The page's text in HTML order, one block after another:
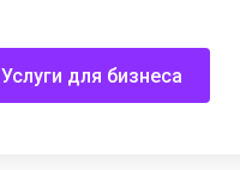
Услуги для бизнеса